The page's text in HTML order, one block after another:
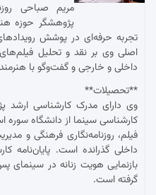
مریم صباحی
پژوهشگر حوزه
تجربه حرفه‌ای در پوشش
اصلی وی بر نقد و تحلیل
داخلی و خارجی و گفت‌وگو با
**تحصیلات**
وی دارای مدرک کارشناسی ارشد
کارشناسی سینما از دانشگاه
فیلم، روزنامه‌نگاری فرهنگی و
داخلی گذرانده است. پایان‌نامه
بازنمایی هویت زنانه در سینمای
گرفته است.